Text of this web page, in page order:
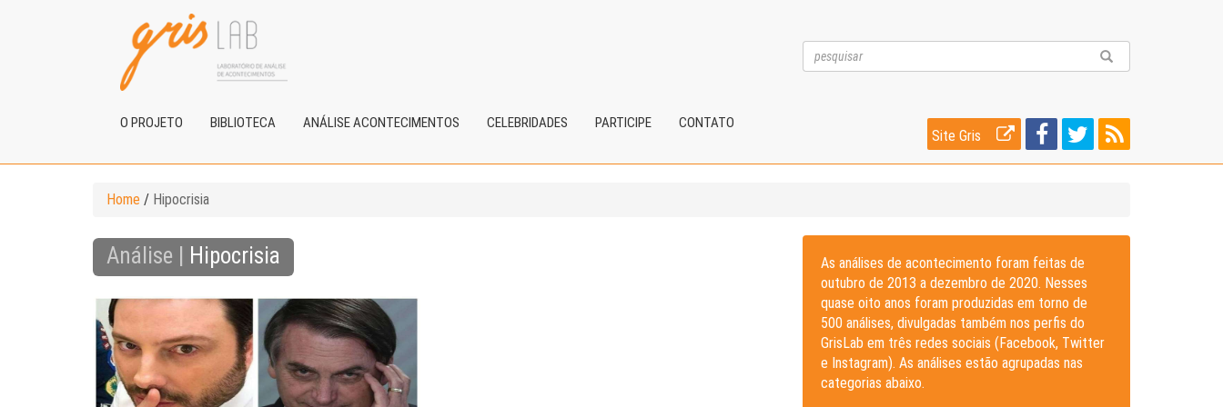
O PROJETO BIBLIOTECA ANÁLISE ACONTECIMENTOS CELEBRIDADES PARTICIPE CONTATO
Site Gris
Home / Hipocrisia
Análise | Hipocrisia
As análises de acontecimento foram feitas de
outubro de 2013 a dezembro de 2020. Nesses
quase oito anos foram produzidas em torno de
500 análises, divulgadas também nos perfis do
GrisLab em três redes sociais (Facebook, Twitter
e Instagram). As análises estão agrupadas nas
categorias abaixo.